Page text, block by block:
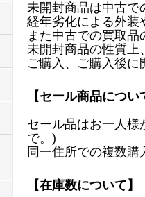
未開封商品は中古で
経年劣化による外装
また中古での買取品
未開封商品の性質上
ご購入、ご購入後に
【セール商品につい
セール品はお一人様
で。)
同一住所での複数購
【在庫数について】